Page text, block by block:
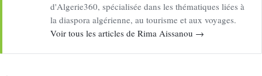
d'Algerie360, spécialisée dans les thématiques liées à
la diaspora algérienne, au tourisme et aux voyages.
Voir tous les articles de Rima Aissanou →